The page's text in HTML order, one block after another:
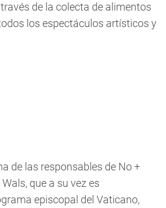
de la colecta de alimentos
los espectáculos artísticos y
de las responsables de No +
que a su vez es
episcopal del Vaticano,